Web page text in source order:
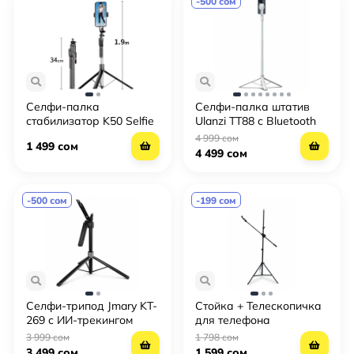
Селфи-палка
стабилизатор K50 Selfie
Stick Stabilizer — ручной
стабилизатор для
смартфона с триподом
1 499 сом
Селфи-палка штатив
Ulanzi TT88 с Bluetooth
пультом и
телескопической ручкой
4 999 сом
4 499 сом
-500 сом
Селфи-трипод Jmary KT-
269 с ИИ-трекингом
лица — высота до 190
см, съемный пульт,
3 999 сом
-199 сом
Стойка + Телескопичка
для телефона
(Журавль)
1 798 сом